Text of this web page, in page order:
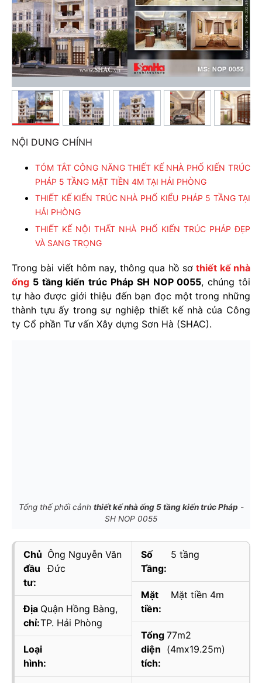
NỘI DUNG CHÍNH
TÓM TẮT CÔNG NĂNG THIẾT KẾ NHÀ PHỐ KIẾN TRÚC
PHÁP 5 TẦNG MẶT TIỀN 4M TẠI HẢI PHÒNG
THIẾT KẾ KIẾN TRÚC NHÀ PHỐ KIỂU PHÁP 5 TẦNG TẠI
HẢI PHÒNG
THIẾT KẾ NỘI THẤT NHÀ PHỐ KIẾN TRÚC PHÁP ĐẸP
VÀ SANG TRỌNG
Trong bài viết hôm nay, thông qua hồ sơthiết kế nhà
ống 5 tầng kiến trúc Pháp SH NOP 0055, chúng tôi
tự hào được giới thiệu đến bạn đọc một trong những
thành tựu ấy trong sự nghiệp thiết kế nhà của Công
ty Cổ phần Tư vấn Xây dựng Sơn Hà (SHAC).
Tổng thế phối cảnh thiết kế nhà ống 5 tầng kiến trúc Pháp -
SH NOP 0055
Chủ
đầu
tư:
Ông Nguyễn Văn
Đức
Địa
chỉ:
Quận Hồng Bàng,
TP. Hải Phòng
Loại
hình:
Số
Tầng:
5 tầng
Mặt
tiền:
Mặt tiền 4m
Tổng
diện
tích:
77m2
(4mx19.25m)